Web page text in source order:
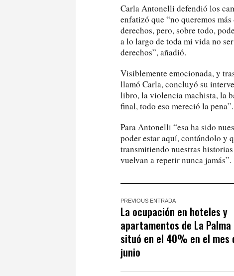
Carla Antonelli defendió los
enfatizó que “no queremos
derechos, pero, sobre todo,
a lo largo de toda mi vida no
derechos”, añadió.
Visiblemente emocionada, y
llamó Carla, concluyó su
libro, la violencia machista, la
final, todo eso mereció la pena”.
Para Antonelli “esa ha sido
poder estar aquí, contándolo y
transmitiendo nuestras
vuelvan a repetir nunca jamás”.
PREVIOUS ENTRADA
La ocupación en hoteles y
apartamentos de La Palma
situó en el 40% en el mes
junio